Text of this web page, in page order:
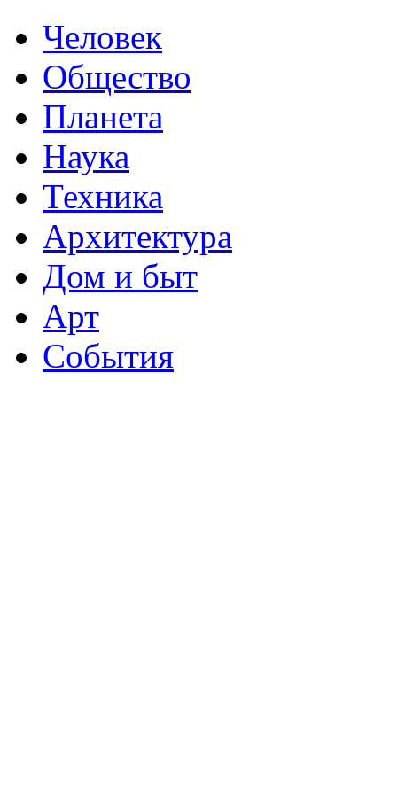
Человек
Общество
Планета
Наука
Техника
Архитектура
Дом и быт
Арт
События